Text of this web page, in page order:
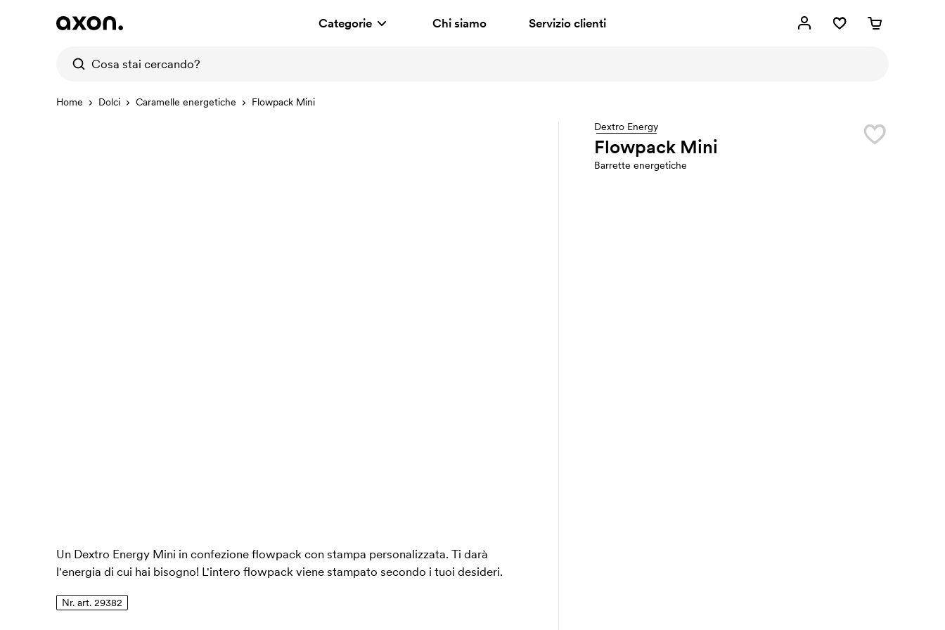
Categorie Chi siamo Servizio clienti
Home Dolci Caramelle energetiche
Flowpack Mini
Dextro Energy
Flowpack Mini
Barrette energetiche
Un Dextro Energy Mini in confezione flowpack con stampa personalizzata. Ti darà
l'energia di cui hai bisogno! L'intero flowpack viene stampato secondo i tuoi desideri.
Nr. art. 29382